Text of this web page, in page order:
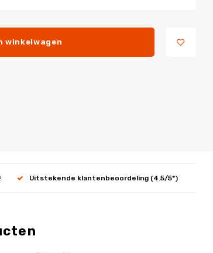
winkelwagen
Uitstekende klantenbeoordeling (4.5/5*)